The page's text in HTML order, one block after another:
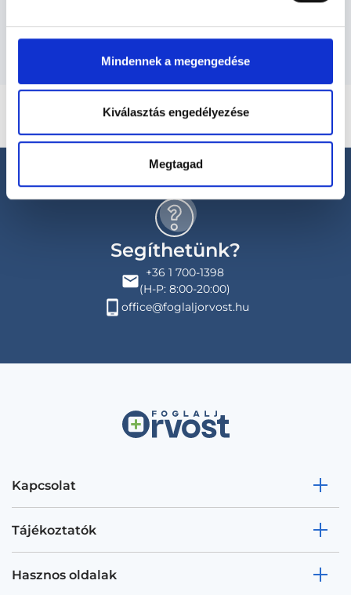
Mindennek a megengedése
Kiválasztás engedélyezése
Megtagad
Segíthetünk?
+36 1 700-1398
(H-P: 8:00-20:00)
office@foglaljorvost.hu
Kapcsolat
Tájékoztatók
Hasznos oldalak